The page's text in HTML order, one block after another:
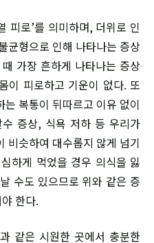
피로’를 의미하며, 더위로 인
균형으로 인해 나타나는 증상
가장 흔하게 나타나는 증상
이 피로하고 기운이 없다. 또
복통이 뒤따르고 이유 없이
증상, 식욕 저하 등 우리가
비슷하여 대수롭지 않게 넘기
하게 먹었을 경우 의식을 잃
수도 있으므로 위와 같은 증
한다.
같은 시원한 곳에서 충분한